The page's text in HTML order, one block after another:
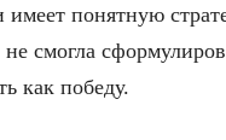
понятную
смогла
как победу.